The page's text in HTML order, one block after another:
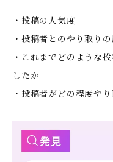
・投稿の人気度
・投稿者とのやり取り
・これまでどのような
したか
・投稿者がどの程度や